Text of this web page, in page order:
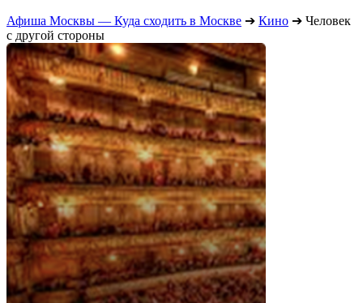
Афиша Москвы — Куда сходить в Москве ➔ Кино ➔ Человек
с другой стороны